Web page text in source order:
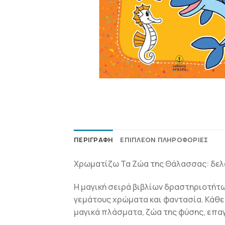
ΠΕΡΙΓΡΑΦΉ ΕΠΙΠΛΈΟΝ ΠΛΗΡΟΦΟΡΊΕΣ
Χρωματίζω Τα Ζώα της Θάλασσας:
Η μαγική σειρά βιβλίων
γεμάτους χρώματα και φαντασία.
μαγικά πλάσματα, ζώα της φύσης,